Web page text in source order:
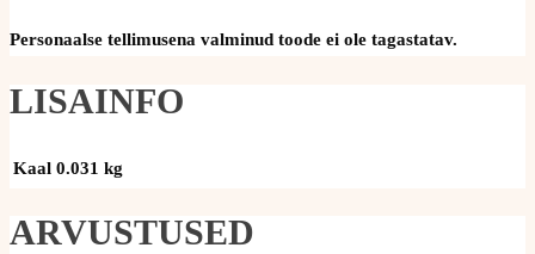
Personaalse tellimusena valminud toode ei ole tagastatav.
LISAINFO
Kaal 0.031 kg
ARVUSTUSED